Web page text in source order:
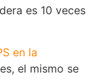
es 10 veces
en la
el mismo se